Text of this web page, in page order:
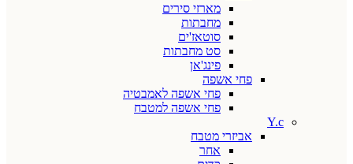
מארזי סירים
מחבתות
סוטאז'ים
סט מחבתות
פינג'אן
פחי אשפה
פחי אשפה לאמבטיה
פחי אשפה למטבח
Y.c
אביזרי מטבח
אחר